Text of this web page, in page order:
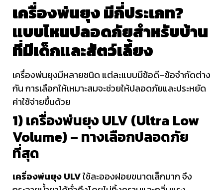
เครื่องพ่นยุง มีกี่ประเภท?
แบบไหนปลอดภัยสำหรับบ้าน
ที่มีเด็กและสัตว์เลี้ยง
เครื่องพ่นยุงมีหลายชนิด แต่ละแบบมีข้อดี–ข้อจำกัดต่าง
กัน การเลือกให้เหมาะสมจะช่วยให้ปลอดภัยและประหยัด
ค่าใช้จ่ายขึ้นด้วย
1) เครื่องพ่นยุง ULV (Ultra Low
Volume) – ทางเลือกปลอดภัย
ที่สุด
เครื่องพ่นยุง ULVใช้ละอองฝอยขนาดเล็กมาก จึง